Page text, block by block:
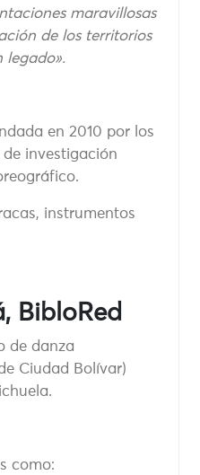
maravillosas
de los territorios
legado».
en 2010 por los
investigación
instrumentos
BibloRed
de danza
Ciudad Bolívar)
como: